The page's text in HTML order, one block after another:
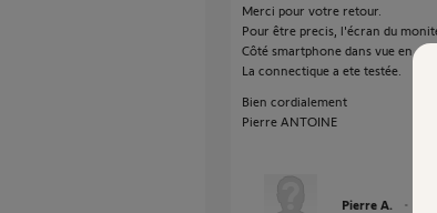
Merci pour votre retour.
Pour être precis, l'écran du
Côté smartphone dans vue en
La connectique a ete testée.
Bien cordialement
Pierre ANTOINE
Pierre A.